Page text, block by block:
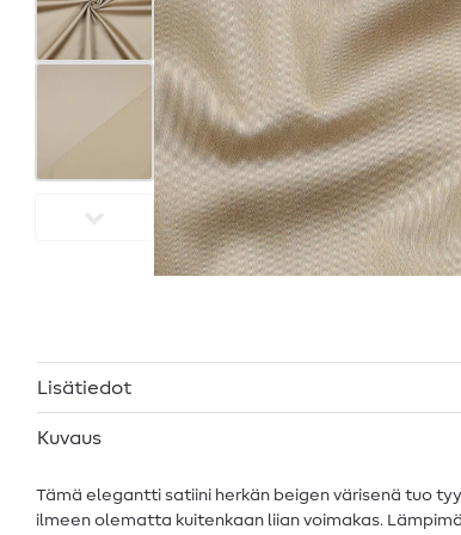
Lisätiedot
Kuvaus
Tämä elegantti satiini herkän beigen värisenä tuo
ilmeen olematta kuitenkaan liian voimakas.